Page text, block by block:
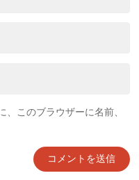
このブラウザーに名前、